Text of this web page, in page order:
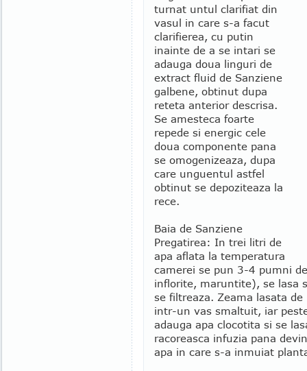
turnat untul clarifiat din
vasul in care s-a facut
clarifierea, cu putin
inainte de a se intari se
adauga doua linguri de
extract fluid de Sanziene
galbene, obtinut dupa
reteta anterior descrisa.
Se amesteca foarte
repede si energic cele
doua componente pana
se omogenizeaza, dupa
care unguentul astfel
obtinut se depoziteaza la
rece.
Baia de Sanziene
Pregatirea: In trei litri de
apa aflata la temperatura
camerei se pun 3-4 pumni
inflorite, maruntite), se lasa
se filtreaza. Zeama lasata
intr-un vas smaltuit, iar
adauga apa clocotita si se
racoreasca infuzia pana
apa in care s-a inmuiat